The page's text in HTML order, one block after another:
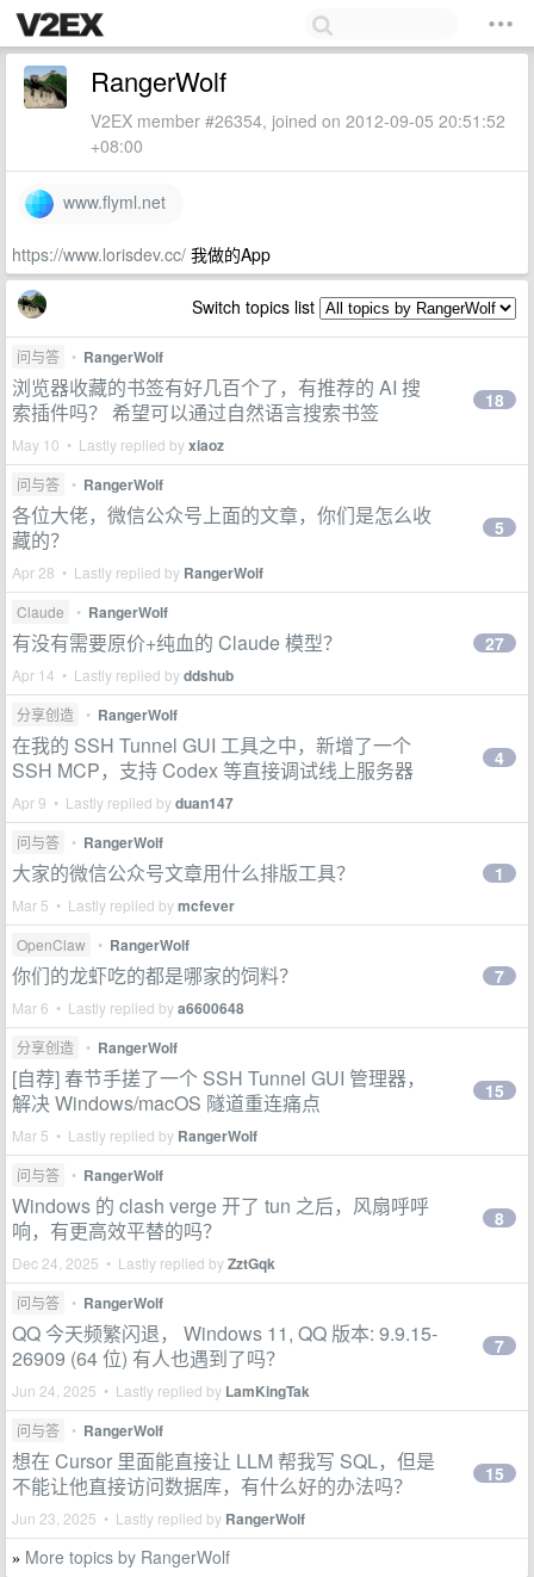
RangerWolf
V2EX member #26354, joined on 2012-09-05 20:51:52
+08:00
www.flyml.net
https://www.lorisdev.cc/ 我做的App
Switch topics list
问与答 • RangerWolf
浏览器收藏的书签有好几百个了，有推荐的 AI 搜
索插件吗？ 希望可以通过自然语言搜索书签
May 10 • Lastly replied byxiaoz
18
问与答 • RangerWolf
各位大佬，微信公众号上面的文章，你们是怎么收
藏的？
Apr 28 • Lastly replied by RangerWolf
5
Claude • RangerWolf
有没有需要原价+纯血的 Claude 模型？
Apr 14 • Lastly replied byddshub
27
分享创造 • RangerWolf
在我的 SSH Tunnel GUI 工具之中，新增了一个
SSH MCP，支持 Codex 等直接调试线上服务器
Apr 9 • Lastly replied byduan147
4
问与答 • RangerWolf
大家的微信公众号文章用什么排版工具？
Mar 5 • Lastly replied bymcfever
1
OpenClaw • RangerWolf
你们的龙虾吃的都是哪家的饲料？
Mar 6 • Lastly replied bya6600648
7
分享创造 • RangerWolf
[自荐] 春节手搓了一个 SSH Tunnel GUI 管理器，
解决 Windows/macOS 隧道重连痛点
Mar 5 • Lastly replied by RangerWolf
15
问与答 • RangerWolf
Windows 的 clash verge 开了 tun 之后，风扇呼呼
响，有更高效平替的吗？
Dec 24, 2025 • Lastly replied byZztGqk
8
问与答 • RangerWolf
QQ 今天频繁闪退， Windows 11, QQ 版本: 9.9.15-
26909 (64 位) 有人也遇到了吗？
Jun 24, 2025 • Lastly replied by LamKingTak
7
问与答 • RangerWolf
想在 Cursor 里面能直接让 LLM 帮我写 SQL，但是
不能让他直接访问数据库，有什么好的办法吗？
Jun 23, 2025 • Lastly replied by RangerWolf
15
» More topics by RangerWolf